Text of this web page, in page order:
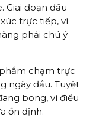
Giai đoạn đầu
trực tiếp, vì
phải chú ý
chạm trực
ngày đầu. Tuyệt
bong, vì điều
ổn định.